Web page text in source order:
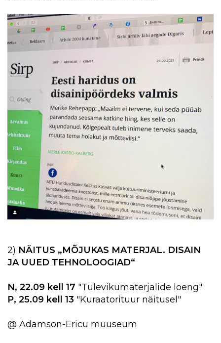
2) NÄITUS „MÕJUKAS MATERJAL. DISAIN
JA UUED TEHNOLOOGIAD“
N, 22.09 kell 17 "Tulevikumaterjalide loeng"
P, 25.09 kell 13 "Kuraatorituur näitusel"
@ Adamson-Ericu muuseum